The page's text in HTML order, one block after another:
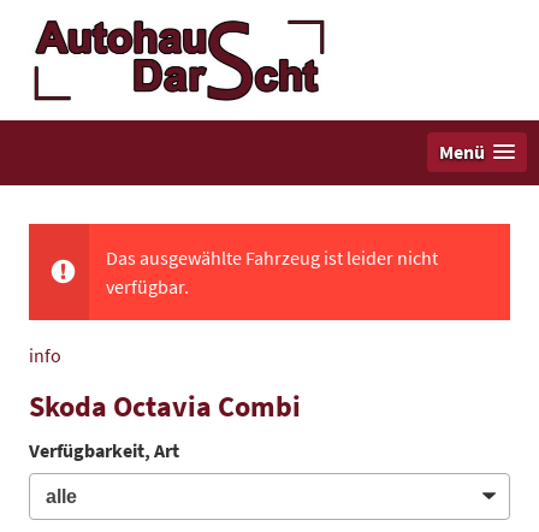
Menü
Das ausgewählte Fahrzeug ist leider nicht
verfügbar.
info
Skoda Octavia Combi
Verfügbarkeit, Art